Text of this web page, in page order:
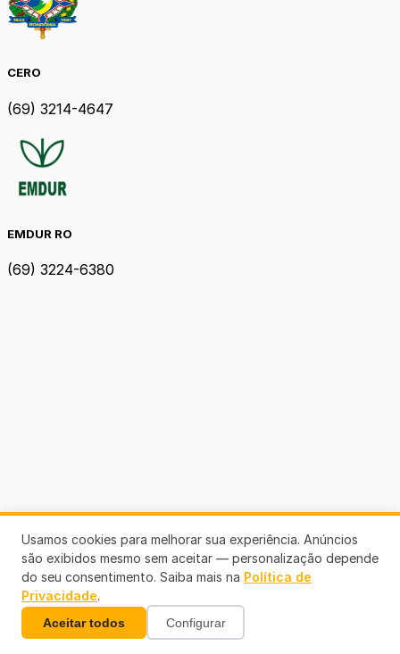
CERO
(69) 3214-4647
EMDUR RO
(69) 3224-6380
Usamos cookies para melhorar sua experiência. Anúncios
são exibidos mesmo sem aceitar — personalização depende
do seu consentimento. Saiba mais na Política de
Privacidade.
Aceitar todos Configurar